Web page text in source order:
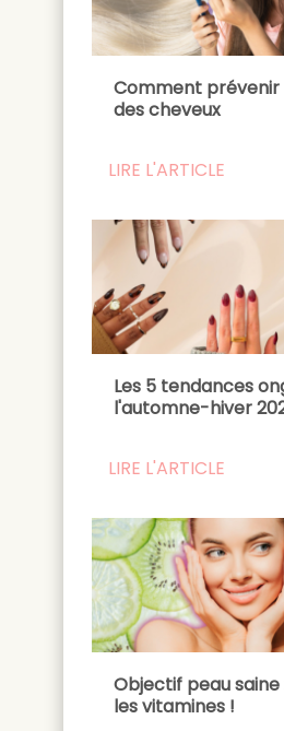
Comment prévenir
des cheveux
LIRE L'ARTICLE
Les 5 tendances
l'automne-hiver
LIRE L'ARTICLE
Objectif peau saine
les vitamines !